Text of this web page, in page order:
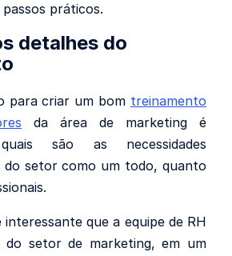
práticos.
detalhes do
para criar um bom treinamento
da área de marketing é
são as necessidades
do setor como um todo, quanto
interessante que a equipe de RH
do setor de marketing, em um